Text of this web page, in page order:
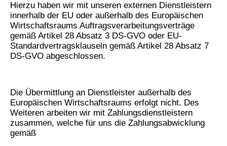
Hierzu haben wir mit unseren externen Dienstleistern
innerhalb der EU oder außerhalb des Europäischen
Wirtschaftsraums Auftragsverarbeitungsverträge
gemäß Artikel 28 Absatz 3 DS-GVO oder EU-
Standardvertragsklauseln gemäß Artikel 28 Absatz 7
DS-GVO abgeschlossen.
Die Übermittlung an Dienstleister außerhalb des
Europäischen Wirtschaftsraums erfolgt nicht. Des
Weiteren arbeiten wir mit Zahlungsdienstleistern
zusammen, welche für uns die Zahlungsabwicklung
gemäß